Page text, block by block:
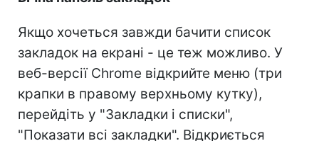
Якщо хочеться завжди бачити список
закладок на екрані - це теж можливо. У
веб-версії Chrome відкрийте меню (три
крапки в правому верхньому кутку),
перейдіть у "Закладки і списки",
"Показати всі закладки". Відкриється